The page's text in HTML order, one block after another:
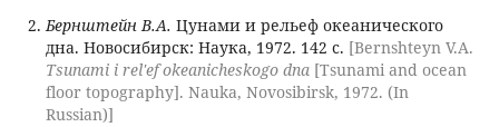
Бернштейн В.А. Цунами и рельеф океанического
дна. Новосибирск: Наука, 1972. 142 с. [Bernshteyn V.A.
Tsunami i rel'ef okeanicheskogo dna[Tsunami and ocean
floor topography]. Nauka, Novosibirsk, 1972. (In
Russian)]